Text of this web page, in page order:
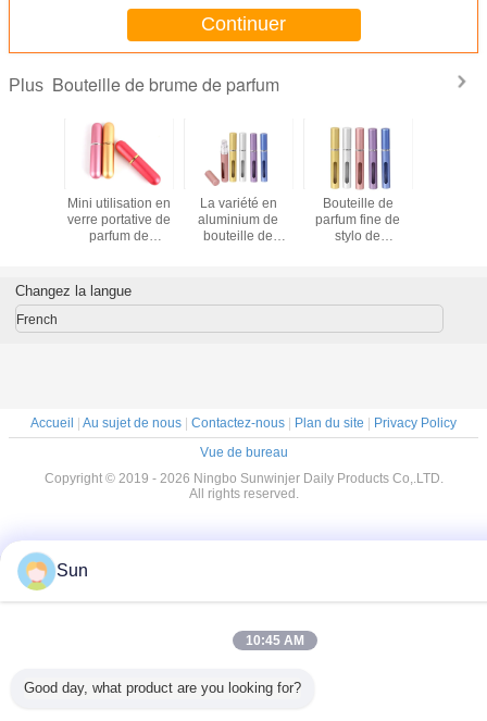
Continuer
Plus Bouteille de brume de parfum
Mini utilisation en
verre portative de
parfum de
La variété en
aluminium de
bouteille de
Bouteille de
parfum fine de
stylo de
Changez la langue
French
Accueil | Au sujet de nous | Contactez-nous | Plan du site | Privacy Policy
Vue de bureau
Copyright © 2019 - 2026 Ningbo Sunwinjer Daily Products Co,.LTD.
All rights reserved.
Sun
10:45 AM
Good day, what product are you looking for?